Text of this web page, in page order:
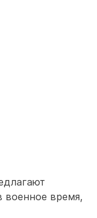
военное время,